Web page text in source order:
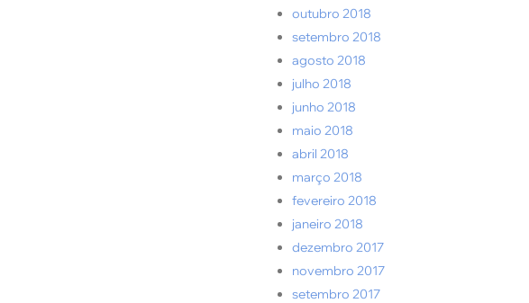
outubro 2018
setembro 2018
agosto 2018
julho 2018
junho 2018
maio 2018
abril 2018
março 2018
fevereiro 2018
janeiro 2018
dezembro 2017
novembro 2017
setembro 2017